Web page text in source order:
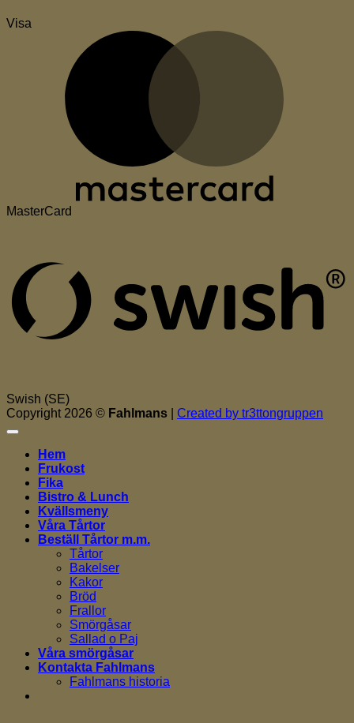
Visa
MasterCard
Swish (SE)
Copyright 2026 © Fahlmans Created by tr3ttongruppen
Hem
Frukost
Fika
Bistro & Lunch
Kvällsmeny
Våra Tårtor
Beställ Tårtor m.m.
Tårtor
Bakelser
Kakor
Bröd
Frallor
Smörgåsar
Sallad o Paj
Våra smörgåsar
Kontakta Fahlmans
Fahlmans historia